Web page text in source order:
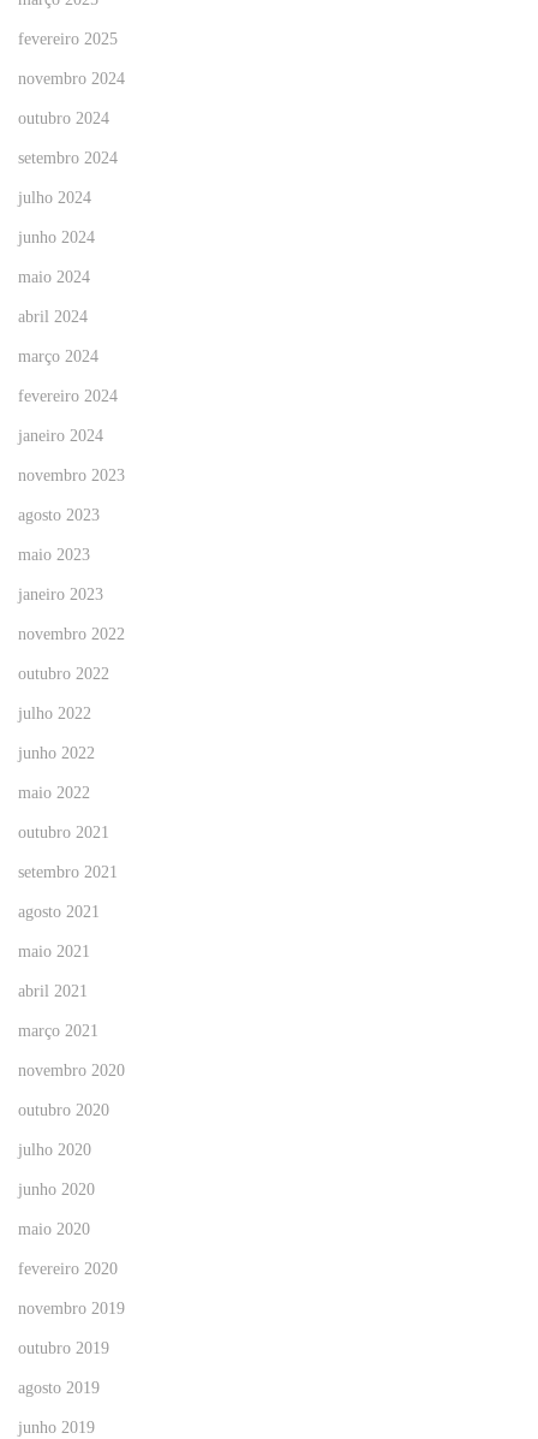
fevereiro 2025
novembro 2024
outubro 2024
setembro 2024
julho 2024
junho 2024
maio 2024
abril 2024
março 2024
fevereiro 2024
janeiro 2024
novembro 2023
agosto 2023
maio 2023
janeiro 2023
novembro 2022
outubro 2022
julho 2022
junho 2022
maio 2022
outubro 2021
setembro 2021
agosto 2021
maio 2021
abril 2021
março 2021
novembro 2020
outubro 2020
julho 2020
junho 2020
maio 2020
fevereiro 2020
novembro 2019
outubro 2019
agosto 2019
junho 2019